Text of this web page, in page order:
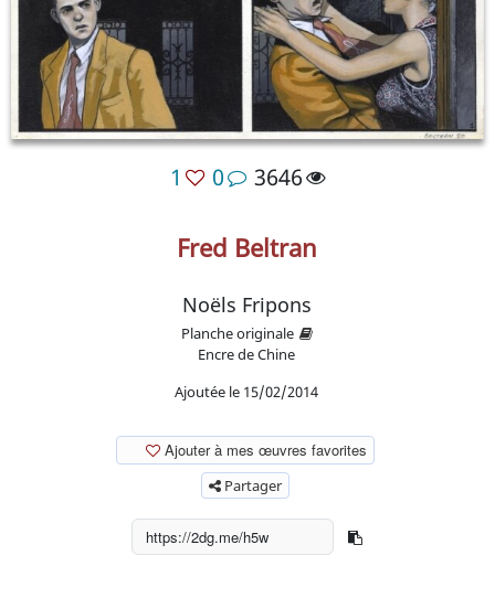
1 0 3646
Fred Beltran
Noëls Fripons
Planche originale
Encre de Chine
Ajoutée le 15/02/2014
Ajouter à mes œuvres favorites
Partager